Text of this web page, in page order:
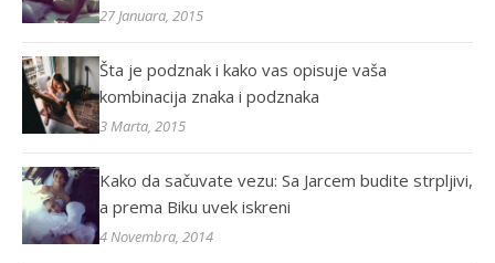
27 Januara, 2015
Šta je podznak i kako vas opisuje vaša
kombinacija znaka i podznaka
3 Marta, 2015
Kako da sačuvate vezu: Sa Jarcem budite strpljivi,
a prema Biku uvek iskreni
4 Novembra, 2014